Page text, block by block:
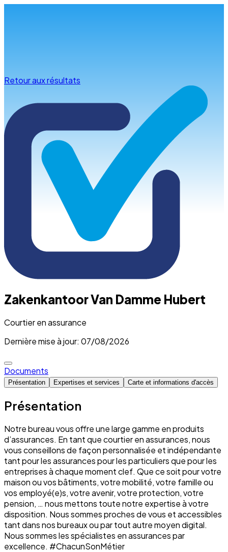
Retour aux résultats
Zakenkantoor Van Damme Hubert
Courtier en assurance
Dernière mise à jour: 07/08/2026
Documents
Présentation Expertises et services Carte et informations d'accès
Présentation
Notre bureau vous offre une large gamme en produits
d’assurances. En tant que courtier en assurances, nous
vous conseillons de façon personnalisée et indépendante
tant pour les assurances pour les particuliers que pour les
entreprises à chaque moment clef. Que ce soit pour votre
maison ou vos bâtiments, votre mobilité, votre famille ou
vos employé(e)s, votre avenir, votre protection, votre
pension, … nous mettons toute notre expertise à votre
disposition. Nous sommes proches de vous et accessibles
tant dans nos bureaux ou par tout autre moyen digital.
Nous sommes les spécialistes en assurances par
excellence. #ChacunSonMétier